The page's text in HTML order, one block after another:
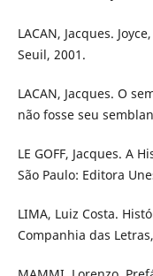
LACAN, Jacques.
Seuil, 2001.
LACAN, Jacques. O
não fosse seu
LE GOFF, Jacques. A
São Paulo: Editora
LIMA, Luiz Costa.
Companhia das